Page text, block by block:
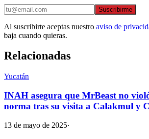
Suscribirme
Al suscribirte aceptas nuestro aviso de
baja cuando quieras.
Relacionadas
Yucatán
INAH asegura que MrBeast no
norma tras su visita a Calakmul y
13 de mayo de 2025·